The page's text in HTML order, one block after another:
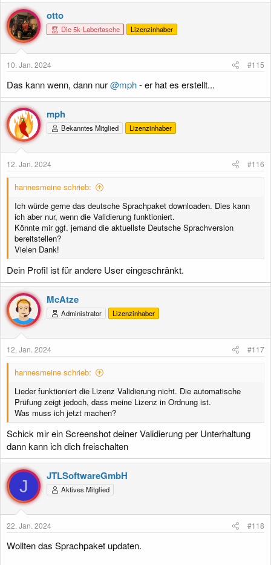
otto
Die 5k-Labertasche Lizenzinhaber
10. Jan. 2024 #115
Das kann wenn, dann nur@mph- er hat es erstellt...
mph
Bekanntes Mitglied Lizenzinhaber
12. Jan. 2024 #116
hannesmeine schrieb:
Ich würde gerne das deutsche Sprachpaket downloaden. Dies kann
ich aber nur, wenn die Validierung funktioniert.
Könnte mir ggf. jemand die aktuellste Deutsche Sprachversion
bereitstellen?
Vielen Dank!
Dein Profil ist für andere User eingeschränkt.
McAtze
Administrator Lizenzinhaber
12. Jan. 2024 #117
hannesmeine schrieb:
Lieder funktioniert die Lizenz Validierung nicht. Die automatische
Prüfung zeigt jedoch, dass meine Lizenz in Ordnung ist.
Was muss ich jetzt machen?
Schick mir ein Screenshot deiner Validierung per Unterhaltung
dann kann ich dich freischalten
J
JTLSoftwareGmbH
Aktives Mitglied
22. Jan. 2024 #118
Wollten das Sprachpaket updaten.